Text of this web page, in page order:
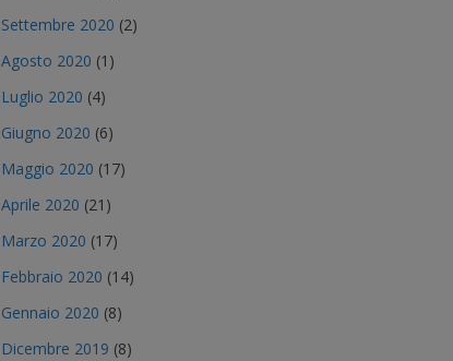
Settembre 2020 (2)
Agosto 2020 (1)
Luglio 2020 (4)
Giugno 2020 (6)
Maggio 2020 (17)
Aprile 2020 (21)
Marzo 2020 (17)
Febbraio 2020 (14)
Gennaio 2020 (8)
Dicembre 2019 (8)